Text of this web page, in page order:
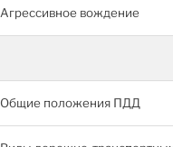
Агрессивное вождение
Общие положения ПДД